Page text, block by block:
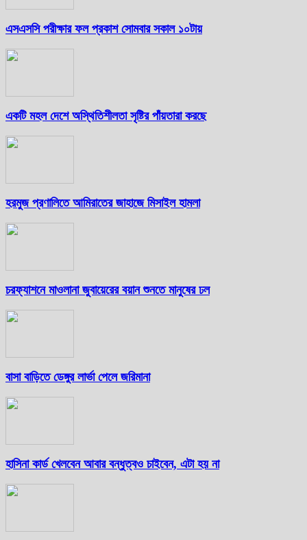
এসএসসি পরীক্ষার ফল প্রকাশ সোমবার সকাল ১০টায়
একটি মহল দেশে অস্থিতিশীলতা সৃষ্টির পাঁয়তারা করছে
হরমুজ প্রণালিতে আমিরাতের জাহাজে মিসাইল হামলা
চরফ্যাশনে মাওলানা জুবায়েরের বয়ান শুনতে মানুষের ঢল
বাসা বাড়িতে ডেঙ্গুর লার্ভা পেলে জরিমানা
হাসিনা কার্ড খেলবেন আবার বন্ধুত্বও চাইবেন, এটা হয় না